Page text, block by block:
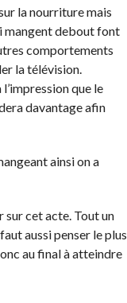
la nourriture mais
mangent debout font
comportements
la télévision.
que le
davantage afin
ainsi on a
sur cet acte. Tout un
aussi penser le plus
au final à atteindre